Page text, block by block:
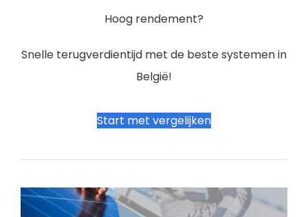
Hoog rendement?
Snelle terugverdientijd met de beste systemen in
België!
Start met vergelijken